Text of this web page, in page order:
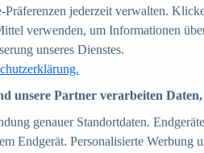
zu mehr als 39.000 Online-Shops
Präferenzen jederzeit verwalten.
verwenden, um Informationen
unseres Dienstes.
unsere Partner verarbeiten
genauer Standortdaten.
Endgerät. Personalisierte Werbung